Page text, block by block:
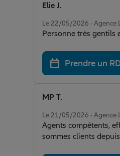
Le 22/05/2026 - Agence
Personne très gentils
Elie J.
Prendre un
Le 21/05/2026 - Agence
Agents compétents,
sommes clients
MP T.